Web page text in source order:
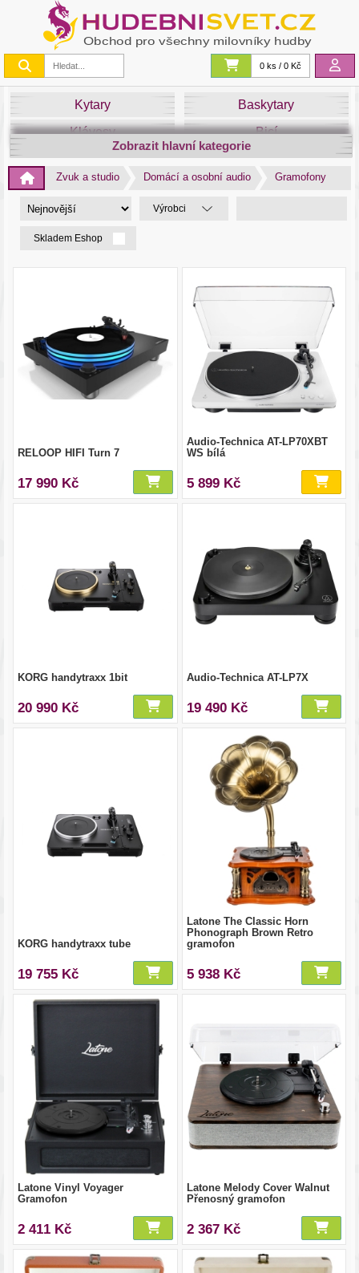
0 ks / 0 Kč
Kytary
Baskytary
Klávesy
Bicí
Smyčce
Dechy
Zvuk&Studio
Zobrazit hlavní kategorie
Zvuk a studio Domácí a osobní audio Gramofony
Výrobci
Skladem Eshop
RELOOP HIFI Turn 7
17 990 Kč
Audio-Technica AT-LP70XBT
WS bílá
5 899 Kč
KORG handytraxx 1bit
20 990 Kč
Audio-Technica AT-LP7X
19 490 Kč
KORG handytraxx tube
19 755 Kč
Latone The Classic Horn
Phonograph Brown Retro
gramofon
5 938 Kč
Latone Vinyl Voyager
Gramofon
2 411 Kč
Latone Melody Cover Walnut
Přenosný gramofon
2 367 Kč